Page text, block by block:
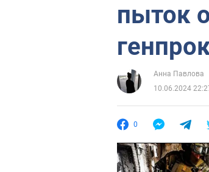
пыток
Анна Павлова
10.06.2024
0